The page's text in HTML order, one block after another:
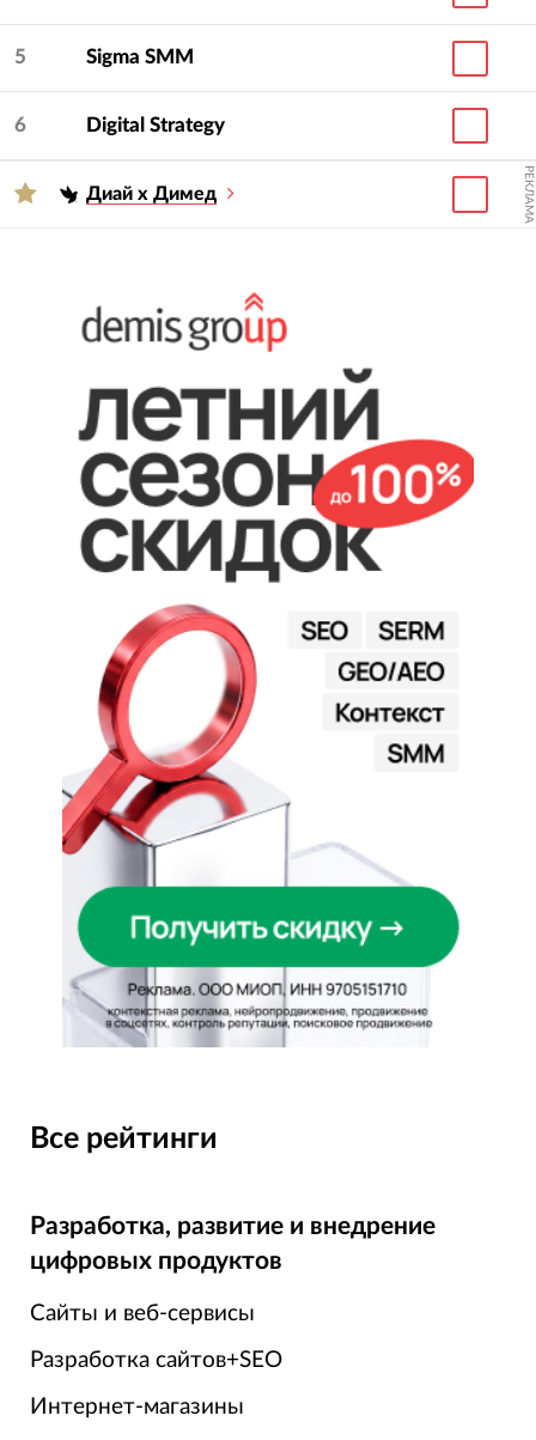
5 Sigma SMM
6 Digital Strategy
Диай х Димед РЕКЛАМА
Все рейтинги
Разработка, развитие и внедрение
цифровых продуктов
Сайты и веб-сервисы
Разработка сайтов+SEO
Интернет-магазины